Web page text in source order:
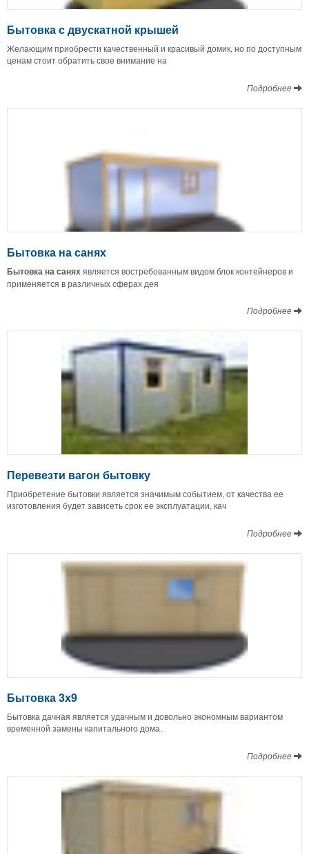
Бытовка с двускатной крышей
Желающим приобрести качественный и красивый домик, но по доступным
ценам стоит обратить свое внимание на
Подробнее
Бытовка на санях
Бытовка на саняхявляется востребованным видом блок контейнеров и
применяется в различных сферах дея
Подробнее
Перевезти вагон бытовку
Приобретение бытовки является значимым событием, от качества ее
изготовления будет зависеть срок ее эксплуатации, кач
Подробнее
Бытовка 3х9
Бытовка дачная является удачным и довольно экономным вариантом
временной замены капитального дома.
Подробнее